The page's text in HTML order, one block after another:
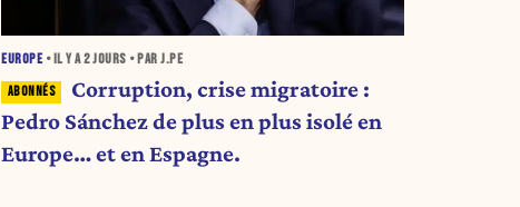
EUROPE • IL Y A2 JOURS • PAR J.PE
Corruption, crise migratoire :
Pedro Sánchez de plus en plus isolé en
Europe… et en Espagne.